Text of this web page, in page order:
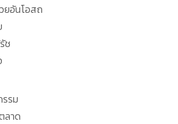
ยอันโอสถ
ช
รม
ลาด